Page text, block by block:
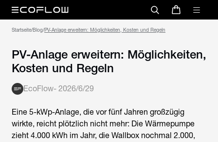
Startseite/Blog/PV-Anlage erweitern: Möglichkeiten, Kosten und Regeln
PV-Anlage erweitern: Möglichkeiten,
Kosten und Regeln
EcoFlow- 2026/6/29
Eine 5-kWp-Anlage, die vor fünf Jahren großzügig
wirkte, reicht plötzlich nicht mehr: Die Wärmepumpe
zieht 4.000 kWh im Jahr, die Wallbox nochmal 2.000,